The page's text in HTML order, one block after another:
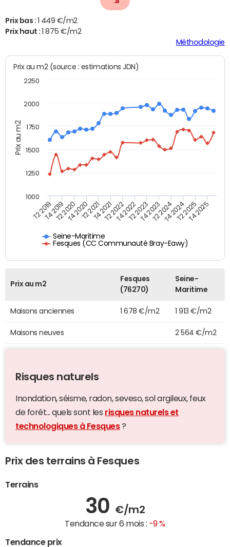
Prix bas :
1 449 €/m2
Prix haut :
1 875 €/m2
Méthodologie
Prix au m2
Prix au m2 (source : estimations JDN)
Seine-Maritime
Fesques (CC Communauté Bray-Eawy)
T2 2019T4 2019T2 2020T4 2020T2 2021T4 2021T2 2022T4 2022T2 2023T4 2023T2 2024T4 2024T2 2025T4 2025
1000
1250
1500
1750
2000
2250
Prix au m2
Fesques
(76270)
Seine-
Maritime
Maisons anciennes 1 678 €/m2 1 913 €/m2
Maisons neuves 2 564 €/m2
Risques naturels
Inondation, séisme, radon, seveso, sol argileux, feux
de forêt... quels sont les risques naturels et
technologiques à Fesques?
Prix des terrains à Fesques
Terrains
30 €/m2
Tendance sur 6 mois : -9 %
Tendance prix